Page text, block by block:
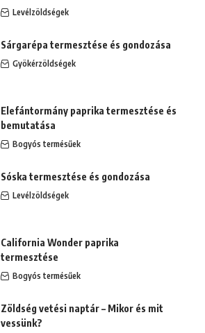
Levélzöldségek
Sárgarépa termesztése és gondozása
Gyökérzöldségek
Elefántormány paprika termesztése és
bemutatása
Bogyós termésűek
Sóska termesztése és gondozása
Levélzöldségek
California Wonder paprika
termesztése
Bogyós termésűek
Zöldség vetési naptár – Mikor és mit
vessünk?